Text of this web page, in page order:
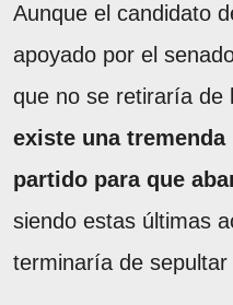
Aunque el candidato
apoyado por el
que no se retiraría de
existe una
partido para que
siendo estas últimas
terminaría de